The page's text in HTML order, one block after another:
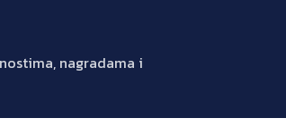
nagradama i